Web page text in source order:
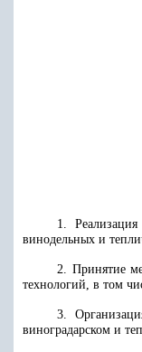
1.
винодельных и
2. Принятие
технологий, в том
3.
виноградарском и